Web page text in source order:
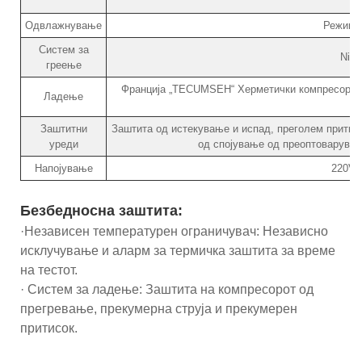
Одвлажнување
Режим
Систем за
греење
Ладење
Франција „TECUMSEH“ Херметички
Заштитни
уреди
Заштита од истекување и испад, преголем
од спојување од
Напојување
Безбедносна заштита:
·Независен температурен ограничувач: Независно
исклучување и аларм за термичка заштита за време
на тестот.
· Систем за ладење: Заштита на компресорот од
прегревање, прекумерна струја и прекумерен
притисок.